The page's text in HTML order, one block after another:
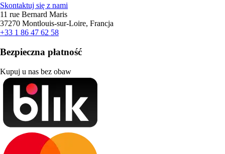
Skontaktuj się z nami
11 rue Bernard Maris
37270 Montlouis-sur-Loire, Francja
+33 1 86 47 62 58
Bezpieczna płatność
Kupuj u nas bez obaw